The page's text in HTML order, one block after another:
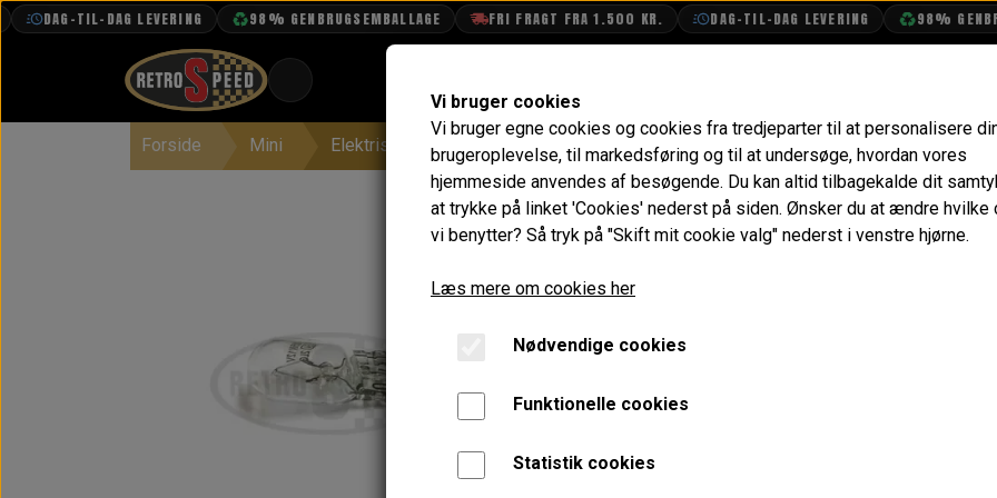
DAG-TIL-DAG LEVERING 98% GENBRUGSEMBALLAGE FRI FRAGT FRA 1.500 KR. DAG-TIL-DAG LEVERING 98%
Forside Mini Elektrisk System Lygter & Lamper Pære Pære til Konsol ved
Pære til Konsol ved
Varenummer: GLB504
PÆRE TIL KONSOL VED AUTOMATGEAR-STANG
Pære uden fatning, 12V 3W, klar
Forventet leveringstid:
Vi bruger cookies
Vi bruger egne cookies og cookies fra tredjeparter til at personalisere
brugeroplevelse, til markedsføring og til at undersøge, hvordan vores
hjemmeside anvendes af besøgende. Du kan altid tilbagekalde dit
at trykke på linket 'Cookies' nederst på siden. Ønsker du at ændre hvilke
vi benytter? Så tryk på "Skift mit cookie valg" nederst i venstre hjørne.
Læs mere om cookies her
Nødvendige cookies
Funktionelle cookies
Statistik cookies